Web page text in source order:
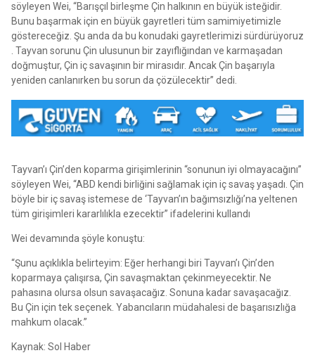
söyleyen Wei, “Barışçıl birleşme Çin halkının en büyük isteğidir.
Bunu başarmak için en büyük gayretleri tüm samimiyetimizle
göstereceğiz. Şu anda da bu konudaki gayretlerimizi sürdürüyoruz
. Tayvan sorunu Çin ulusunun bir zayıflığından ve karmaşadan
doğmuştur, Çin iç savaşının bir mirasıdır. Ancak Çin başarıyla
yeniden canlanırken bu sorun da çözülecektir” dedi.
Tayvan’ı Çin’den koparma girişimlerinin “sonunun iyi olmayacağını”
söyleyen Wei, “ABD kendi birliğini sağlamak için iç savaş yaşadı. Çin
böyle bir iç savaş istemese de ‘Tayvan’ın bağımsızlığı’na yeltenen
tüm girişimleri kararlılıkla ezecektir” ifadelerini kullandı
Wei devamında şöyle konuştu:
“Şunu açıklıkla belirteyim: Eğer herhangi biri Tayvan’ı Çin’den
koparmaya çalışırsa, Çin savaşmaktan çekinmeyecektir. Ne
pahasına olursa olsun savaşacağız. Sonuna kadar savaşacağız.
Bu Çin için tek seçenek. Yabancıların müdahalesi de başarısızlığa
mahkum olacak.”
Kaynak: Sol Haber